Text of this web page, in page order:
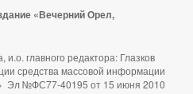
«Вечерний Орел,
главного редактора: Глазков
средства массовой информации
Эл №ФС77-40195 от 15 июня 2010